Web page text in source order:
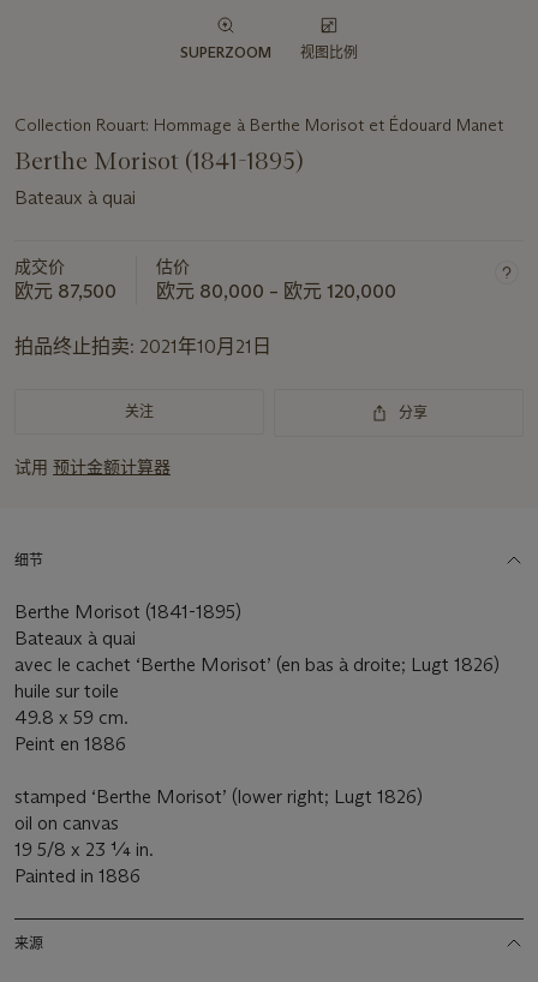
SUPERZOOM 视图比例
Collection Rouart: Hommage à Berthe Morisot et Édouard Manet
Berthe Morisot (1841-1895)
Bateaux à quai
成交价
欧元 87,500
估价
欧元 80,000 – 欧元 120,000
拍品终止拍卖: 2021年10月21日
关注 分享
试用 预计金额计算器
细节
Berthe Morisot (1841-1895)
Bateaux à quai
avec le cachet ‘Berthe Morisot’ (en bas à droite; Lugt 1826)
huile sur toile
49.8 x 59 cm.
Peint en 1886
stamped ‘Berthe Morisot’ (lower right; Lugt 1826)
oil on canvas
19 5/8 x 23 ¼ in.
Painted in 1886
来源